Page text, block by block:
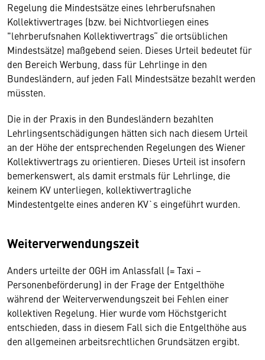
Regelung die Mindestsätze eines lehrberufsnahen
Kollektivvertrages (bzw. bei Nichtvorliegen eines
"lehrberufsnahen Kollektivvertrags“ die ortsüblichen
Mindestsätze) maßgebend seien. Dieses Urteil bedeutet für
den Bereich Werbung, dass für Lehrlinge in den
Bundesländern, auf jeden Fall Mindestsätze bezahlt werden
müssten.
Die in der Praxis in den Bundesländern bezahlten
Lehrlingsentschädigungen hätten sich nach diesem Urteil
an der Höhe der entsprechenden Regelungen des Wiener
Kollektivvertrags zu orientieren. Dieses Urteil ist insofern
bemerkenswert, als damit erstmals für Lehrlinge, die
keinem KV unterliegen, kollektivvertragliche
Mindestentgelte eines anderen KV`s eingeführt wurden.
Weiterverwendungszeit
Anders urteilte der OGH im Anlassfall (= Taxi –
Personenbeförderung) in der Frage der Entgelthöhe
während der Weiterverwendungszeit bei Fehlen einer
kollektiven Regelung. Hier wurde vom Höchstgericht
entschieden, dass in diesem Fall sich die Entgelthöhe aus
den allgemeinen arbeitsrechtlichen Grundsätzen ergibt.